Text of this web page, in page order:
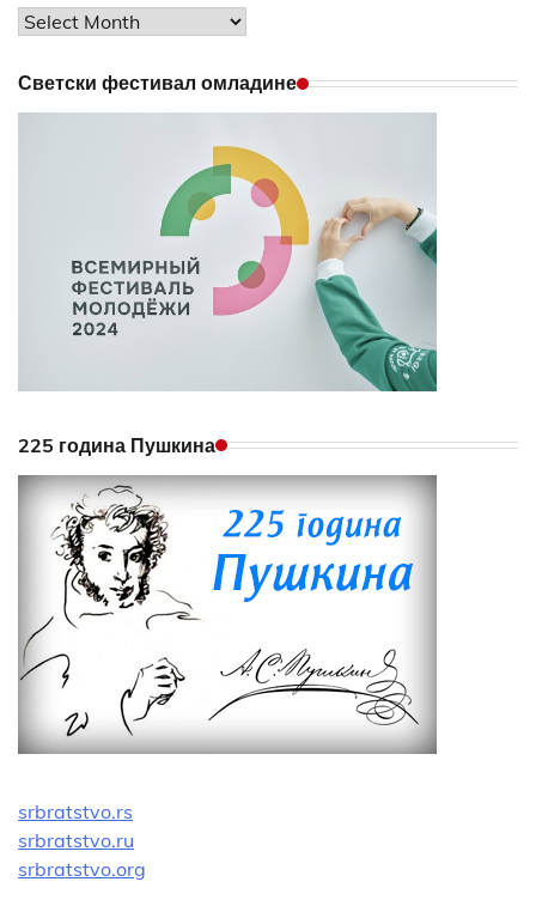
Archives
Светски фестивал омладине
225 година Пушкина
srbratstvo.rs
srbratstvo.ru
srbratstvo.org